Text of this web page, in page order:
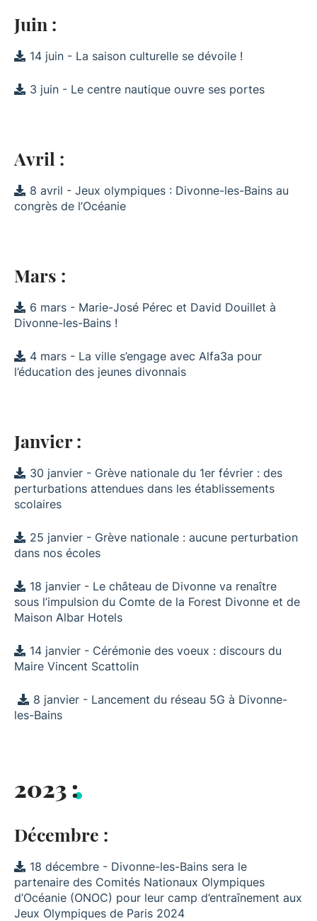
Juin :
14 juin - La saison culturelle se dévoile !
3 juin - Le centre nautique ouvre ses portes
Avril :
8 avril - Jeux olympiques : Divonne-les-Bains au
congrès de l’Océanie
Mars :
6 mars - Marie-José Pérec et David Douillet à
Divonne-les-Bains !
4 mars - La ville s’engage avec Alfa3a pour
l’éducation des jeunes divonnais
Janvier :
30 janvier - Grève nationale du 1er février : des
perturbations attendues dans les établissements
scolaires
25 janvier - Grève nationale : aucune perturbation
dans nos écoles
18 janvier - Le château de Divonne va renaître
sous l’impulsion du Comte de la Forest Divonne et de
Maison Albar Hotels
14 janvier - Cérémonie des voeux : discours du
Maire Vincent Scattolin
8 janvier - Lancement du réseau 5G à Divonne-
les-Bains
2023 :
Décembre :
18 décembre - Divonne-les-Bains sera le
partenaire des Comités Nationaux Olympiques
d’Océanie (ONOC) pour leur camp d’entraînement aux
Jeux Olympiques de Paris 2024